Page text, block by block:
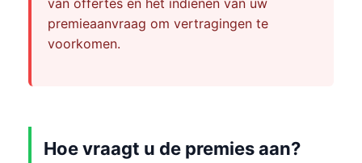
van offertes en het indienen van uw
premieaanvraag om vertragingen te
voorkomen.
Hoe vraagt u de premies aan?